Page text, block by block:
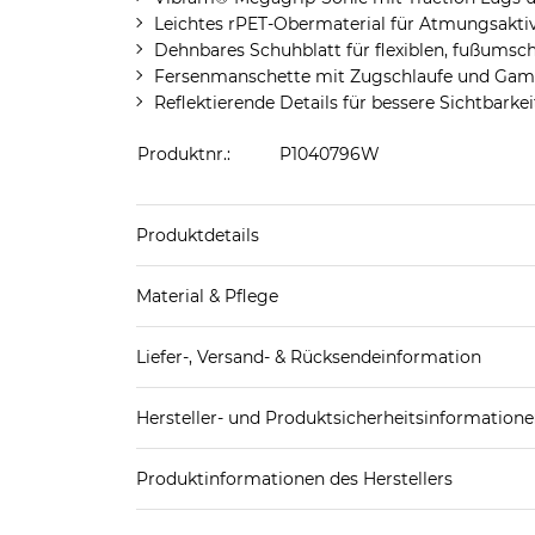
Leichtes rPET-Obermaterial für
Dehnbares Schuhblatt für flexiblen,
Fersenmanschette mit Zugschlaufe und
Reflektierende Details für bessere
Produktnr.: P1040796W
Produktdetails
Material & Pflege
Futter Schuhe: Textil
Laufsohle: Sonstiges Material (Kunststoff)
Obermaterial Schuhe: Sonstiges Material
Liefer-, Versand- & Rücksendeinformation
Spedition
Hersteller- und
Deckers Germany GmbH
Produktinformationen des Herstellers